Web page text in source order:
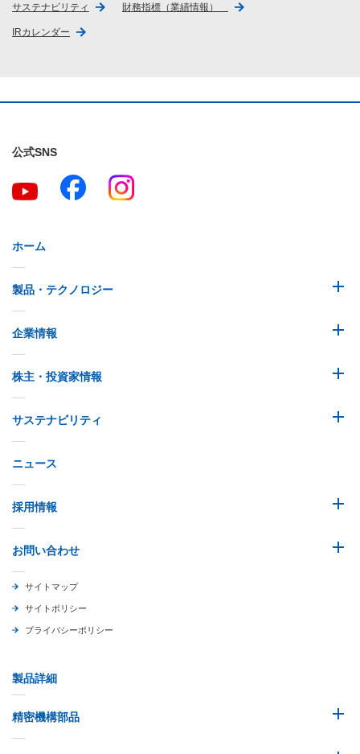
サステナビリティ 財務指標（業績情報）
IRカレンダー
公式SNS
ホーム
製品・テクノロジー
企業情報
株主・投資家情報
サステナビリティ
ニュース
採用情報
お問い合わせ
サイトマップ
サイトポリシー
プライバシーポリシー
製品詳細
精密機構部品